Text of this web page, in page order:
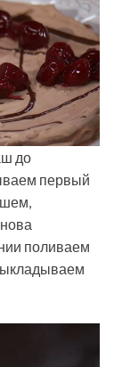
до
первый
поливаем